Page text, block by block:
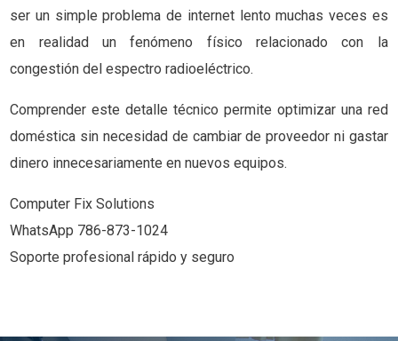
ser un simple problema de internet lento muchas veces es
en realidad un fenómeno físico relacionado con la
congestión del espectro radioeléctrico.
Comprender este detalle técnico permite optimizar una red
doméstica sin necesidad de cambiar de proveedor ni gastar
dinero innecesariamente en nuevos equipos.
Computer Fix Solutions
WhatsApp 786-873-1024
Soporte profesional rápido y seguro